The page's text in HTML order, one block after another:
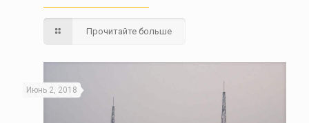
Прочитайте больше
Июнь 2, 2018